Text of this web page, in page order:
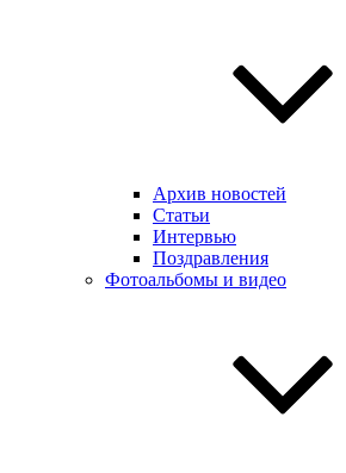
Архив новостей
Статьи
Интервью
Поздравления
Фотоальбомы и видео